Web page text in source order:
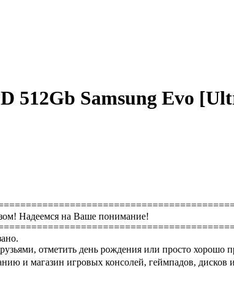
512Gb Samsung Evo
Надеемся на Ваше понимание!
отметить день рождения или просто хорошо
и магазин игровых консолей, геймпадов, дисков и